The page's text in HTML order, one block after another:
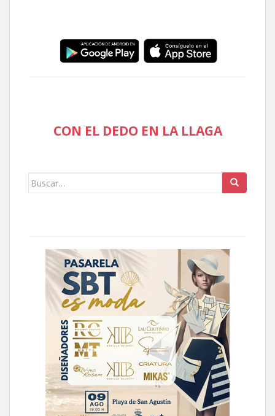
CON EL DEDO EN LA LLAGA
Buscar: